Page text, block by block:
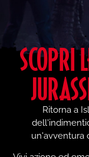
SCOPRI
Ritorna a
un'avventura